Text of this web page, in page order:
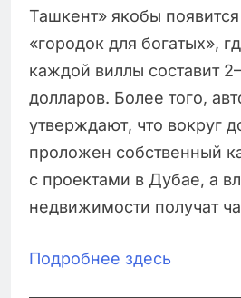
Ташкент» якобы
«городок для богатых»,
каждой виллы составит
долларов. Более того,
утверждают, что вокруг
проложен собственный
с проектами в Дубае, а
недвижимости получат
Подробнее здесь